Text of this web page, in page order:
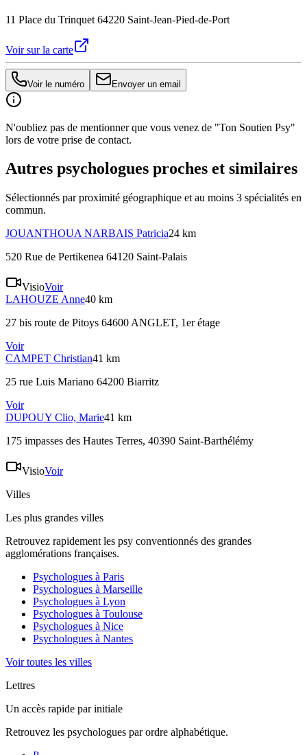
11 Place du Trinquet 64220 Saint-Jean-Pied-de-Port
Voir sur la carte
Voir le numéro Envoyer un email
N'oubliez pas de mentionner que vous venez de "Ton Soutien Psy"
lors de votre prise de contact.
Autres psychologues proches et similaires
Sélectionnés par proximité géographique et au moins 3 spécialités en
commun.
JOUANTHOUA NARBAIS Patricia24 km
520 Rue de Pertikenea 64120 Saint-Palais
VisioVoir
LAHOUZE Anne40 km
27 bis route de Pitoys 64600 ANGLET, 1er étage
Voir
CAMPET Christian41 km
25 rue Luis Mariano 64200 Biarritz
Voir
DUPOUY Clio, Marie41 km
175 impasses des Hautes Terres, 40390 Saint-Barthélémy
VisioVoir
Villes
Les plus grandes villes
Retrouvez rapidement les psy conventionnés des grandes
agglomérations françaises.
Psychologues à Paris
Psychologues à Marseille
Psychologues à Lyon
Psychologues à Toulouse
Psychologues à Nice
Psychologues à Nantes
Voir toutes les villes
Lettres
Un accès rapide par initiale
Retrouvez les psychologues par ordre alphabétique.